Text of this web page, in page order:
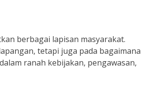
berbagai lapisan masyarakat.
tetapi juga pada bagaimana
ranah kebijakan, pengawasan,